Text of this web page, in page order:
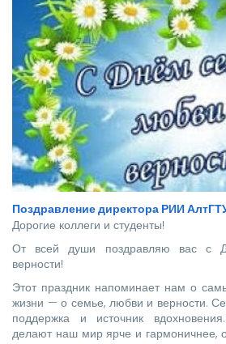
Поздравление директора РИИ
Дорогие коллеги и студенты!
От всей души поздравляю вас с
верности!
Этот праздник напоминает нам о
жизни — о семье, любви и верности.
поддержка и источник
делают наш мир ярче и гармоничнее,